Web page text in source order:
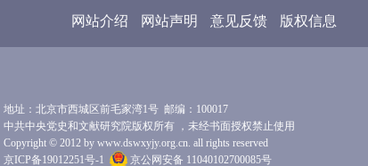
网站介绍 网站声明 意见反馈 版权信息
地址：北京市西城区前毛家湾1号 邮编：100017
中共中央党史和文献研究院版权所有 ，未经书面授权禁止使用
Copyright © 2012 by www.dswxyjy.org.cn. all rights reserved
京ICP备19012251号-1
京公网安备 11040102700085号